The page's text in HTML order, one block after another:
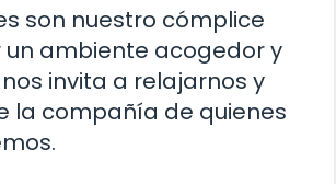
son nuestro cómplice
ambiente acogedor y
invita a relajarnos y
la compañía de quienes